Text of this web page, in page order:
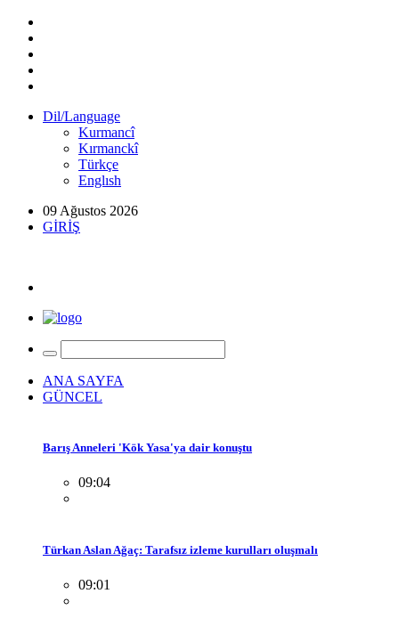
Dil/Language
Kurmancî
Kırmanckî
Türkçe
Englısh
09 Ağustos 2026
GİRİŞ
ANA SAYFA
GÜNCEL
Barış Anneleri 'Kök Yasa'ya dair konuştu
09:04
Türkan Aslan Ağaç: Tarafsız izleme kurulları oluşmalı
09:01